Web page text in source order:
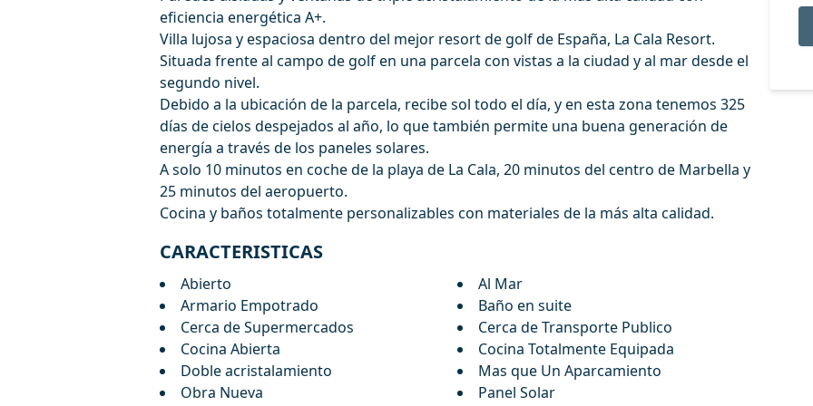
eficiencia energética A+.
Villa lujosa y espaciosa dentro del mejor resort de golf de España, La Cala Resort.
Situada frente al campo de golf en una parcela con vistas a la ciudad y al mar desde el
segundo nivel.
Debido a la ubicación de la parcela, recibe sol todo el día, y en esta zona tenemos 325
días de cielos despejados al año, lo que también permite una buena generación de
energía a través de los paneles solares.
A solo 10 minutos en coche de la playa de La Cala, 20 minutos del centro de Marbella y
25 minutos del aeropuerto.
Cocina y baños totalmente personalizables con materiales de la más alta calidad.
CARACTERISTICAS
Abierto
Al Mar
Armario Empotrado
Baño en suite
Cerca de Supermercados
Cerca de Transporte Publico
Cocina Abierta
Cocina Totalmente Equipada
Doble acristalamiento
Mas que Un Aparcamiento
Obra Nueva
Panel Solar